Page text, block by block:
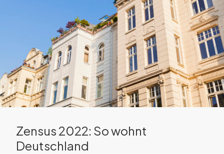
Zensus 2022: So wohnt
Deutschland